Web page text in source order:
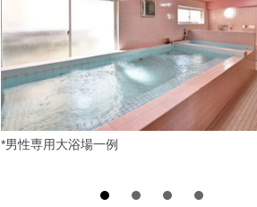
*男性専用大浴場一例